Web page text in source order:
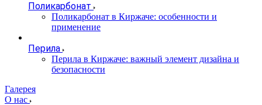
Поликарбонат
Поликарбонат в Киржаче: особенности и
применение
Перила
Перила в Киржаче: важный элемент дизайна и
безопасности
Галерея
О нас